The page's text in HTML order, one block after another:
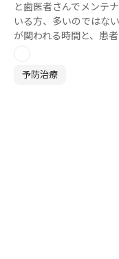
と歯医者さんでメンテ
いる方、多いのではな
が関われる時間と、患者
予防治療